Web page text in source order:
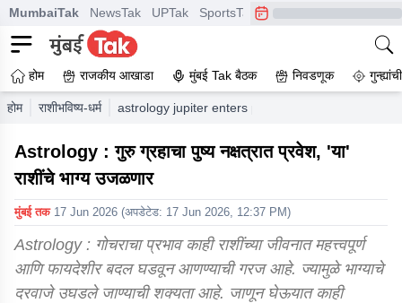
MumbaiTak NewsTak UPTak SportsTak CrimeTak
होम राजकीय आखाडा मुंबई Tak बैठक निवडणूक
होम राशीभविष्य-धर्म astrology jupiter enters pushya nakshatra the
Astrology : गुरु ग्रहाचा पुष्य नक्षत्रात प्रवेश, 'या'
राशींचे भाग्य उजळणार
मुंबई तक 17 Jun 2026 (अपडेटेड: 17 Jun 2026, 12:37 PM)
Astrology : गोचराचा प्रभाव काही राशींच्या जीवनात महत्त्वपूर्ण
आणि फायदेशीर बदल घडवून आणण्याची गरज आहे. ज्यामुळे भाग्याचे
दरवाजे उघडले जाण्याची शक्यता आहे. जाणून घेऊयात काही